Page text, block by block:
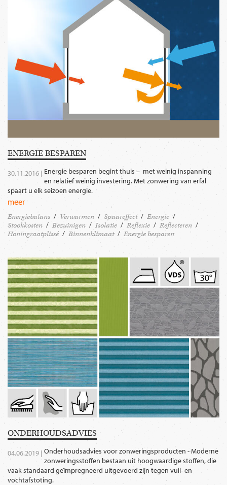
ENERGIE BESPAREN
30.11.2016 | Energie besparen begint thuis – met weinig inspanning
en relatief weinig investering. Met zonwering van erfal
spaart u elk seizoen energie.
meer
Energiebalans Verwarmen Spaareffect
Energie
Stookkosten
Bezuinigen Isolatie Reflexie
Reflecteren
Honingraatplissé
Binnenklimaat Energie besparen
ONDERHOUDSADVIES
04.06.2019 | Onderhoudsadvies voor zonweringsproducten - Moderne
zonweringsstoffen bestaan uit hoogwaardige stoffen, die
vaak standaard geïmpregneerd uitgevoerd zijn tegen vuil- en
vochtafstoting.